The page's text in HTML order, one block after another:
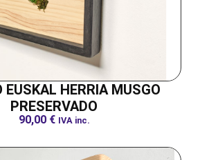
EUSKAL HERRIA MUSGO
PRESERVADO
90,00 € IVA inc.